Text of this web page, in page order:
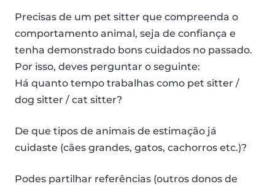
Precisas de um pet sitter que compreenda o
comportamento animal, seja de confiança e
tenha demonstrado bons cuidados no passado.
Por isso, deves perguntar o seguinte:
Há quanto tempo trabalhas como pet sitter /
dog sitter / cat sitter?
De que tipos de animais de estimação já
cuidaste (cães grandes, gatos, cachorros etc.)?
Podes partilhar referências (outros donos de